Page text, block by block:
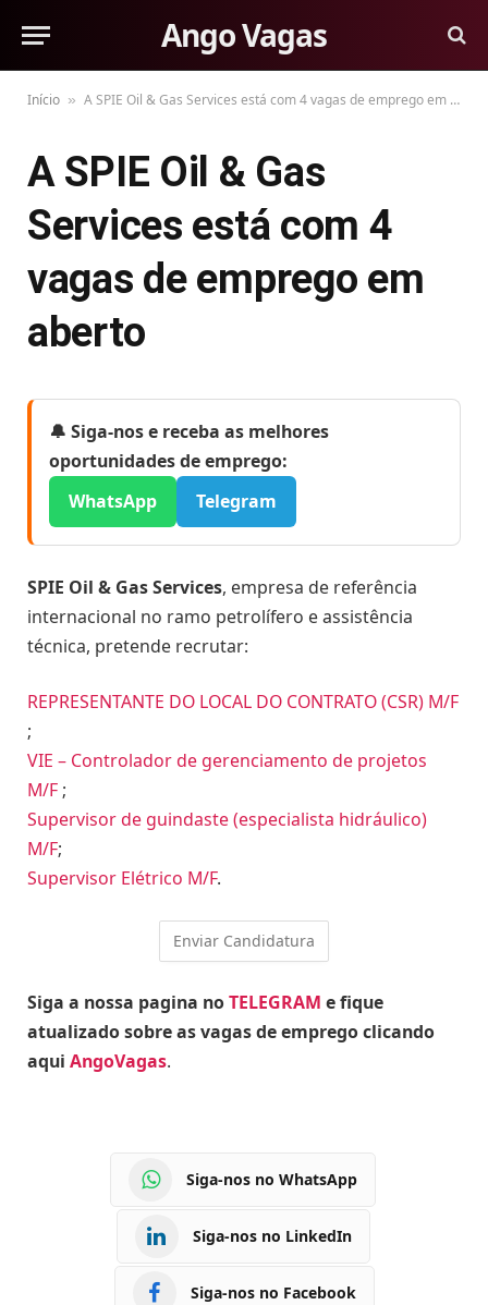
Ango Vagas
Início » A SPIE Oil & Gas Services está com 4 vagas de emprego em aberto
A SPIE Oil & Gas
Services está com 4
vagas de emprego em
aberto
🔔 Siga-nos e receba as melhores
oportunidades de emprego:
WhatsApp
Telegram
SPIE Oil & Gas Services, empresa de referência
internacional no ramo petrolífero e assistência
técnica, pretende recrutar:
REPRESENTANTE DO LOCAL DO CONTRATO (CSR) M/F
;
VIE – Controlador de gerenciamento de projetos
M/F ;
Supervisor de guindaste (especialista hidráulico)
M/F;
Supervisor Elétrico M/F.
Siga a nossa pagina noTELEGRAM e fique
atualizado sobre as vagas de emprego clicando
aqui AngoVagas.
Siga-nos no WhatsApp
Siga-nos no LinkedIn
Siga-nos no Facebook